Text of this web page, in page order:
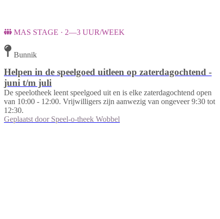
MAS STAGE · 2—3 UUR/WEEK
Bunnik
Helpen in de speelgoed uitleen op zaterdagochtend -
juni t/m juli
De speelotheek leent speelgoed uit en is elke zaterdagochtend open
van 10:00 - 12:00. Vrijwilligers zijn aanwezig van ongeveer 9:30 tot
12:30.
Geplaatst door Speel-o-theek Wobbel